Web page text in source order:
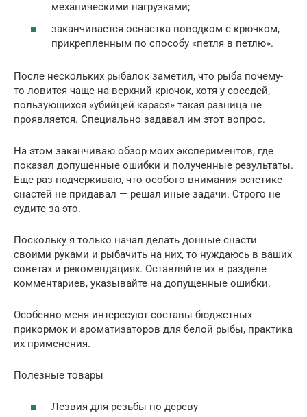
механическими нагрузками;
заканчивается оснастка поводком с крючком,
прикрепленным по способу «петля в петлю».
После нескольких рыбалок заметил, что рыба почему-
то ловится чаще на верхний крючок, хотя у соседей,
пользующихся «убийцей карася» такая разница не
проявляется. Специально задавал им этот вопрос.
На этом заканчиваю обзор моих экспериментов, где
показал допущенные ошибки и полученные результаты.
Еще раз подчеркиваю, что особого внимания эстетике
снастей не придавал — решал иные задачи. Строго не
судите за это.
Поскольку я только начал делать донные снасти
своими руками и рыбачить на них, то нуждаюсь в ваших
советах и рекомендациях. Оставляйте их в разделе
комментариев, указывайте на допущенные ошибки.
Особенно меня интересуют составы бюджетных
прикормок и ароматизаторов для белой рыбы, практика
их применения.
Полезные товары
Лезвия для резьбы по дереву